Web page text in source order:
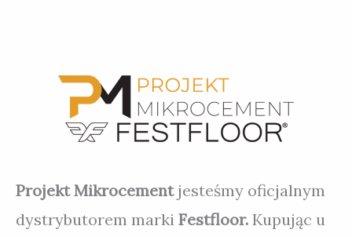
Projekt Mikrocement jesteśmy oficjalnym
dystrybutorem marki Festfloor. Kupując u